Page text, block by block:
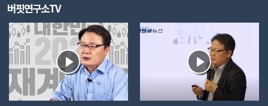
버핏연구소TV